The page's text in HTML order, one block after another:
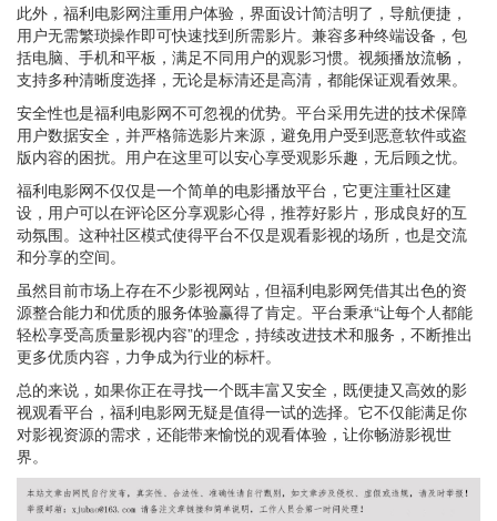
此外，福利电影网注重用户体验，界面设计简洁明了，导航便捷，
用户无需繁琐操作即可快速找到所需影片。兼容多种终端设备，包
括电脑、手机和平板，满足不同用户的观影习惯。视频播放流畅，
支持多种清晰度选择，无论是标清还是高清，都能保证观看效果。
安全性也是福利电影网不可忽视的优势。平台采用先进的技术保障
用户数据安全，并严格筛选影片来源，避免用户受到恶意软件或盗
版内容的困扰。用户在这里可以安心享受观影乐趣，无后顾之忧。
福利电影网不仅仅是一个简单的电影播放平台，它更注重社区建
设，用户可以在评论区分享观影心得，推荐好影片，形成良好的互
动氛围。这种社区模式使得平台不仅是观看影视的场所，也是交流
和分享的空间。
虽然目前市场上存在不少影视网站，但福利电影网凭借其出色的资
源整合能力和优质的服务体验赢得了肯定。平台秉承“让每个人都能
轻松享受高质量影视内容”的理念，持续改进技术和服务，不断推出
更多优质内容，力争成为行业的标杆。
总的来说，如果你正在寻找一个既丰富又安全，既便捷又高效的影
视观看平台，福利电影网无疑是值得一试的选择。它不仅能满足你
对影视资源的需求，还能带来愉悦的观看体验，让你畅游影视世
界。